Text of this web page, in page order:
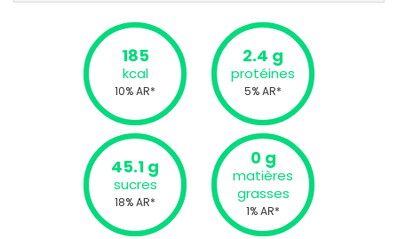
185
kcal
10% AR*
2.4 g
protéines
5% AR*
45.1 g
sucres
18% AR*
0 g
matières
grasses
1% AR*